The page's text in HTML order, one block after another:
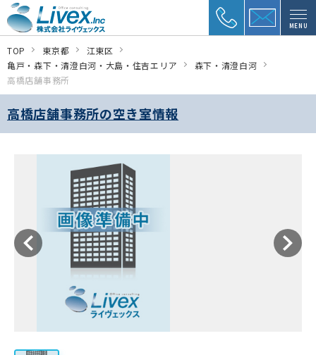
MENU
TOP 東京都
江東区
亀戸・森下・清澄白河・大島・住吉エリア
森下・清澄白河
高橋店舗事務所
高橋店舗事務所の空き室情報